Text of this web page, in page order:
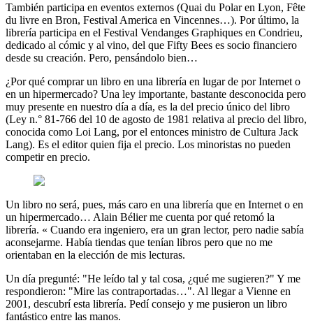
También participa en eventos externos (Quai du Polar en Lyon, Fête
du livre en Bron, Festival America en Vincennes…). Por último, la
librería participa en el Festival Vendanges Graphiques en Condrieu,
dedicado al cómic y al vino, del que Fifty Bees es socio financiero
desde su creación. Pero, pensándolo bien…
¿Por qué comprar un libro en una librería en lugar de por Internet o
en un hipermercado? Una ley importante, bastante desconocida pero
muy presente en nuestro día a día, es la del precio único del libro
(Ley n.° 81-766 del 10 de agosto de 1981 relativa al precio del libro,
conocida como Loi Lang, por el entonces ministro de Cultura Jack
Lang). Es el editor quien fija el precio. Los minoristas no pueden
competir en precio.
Un libro no será, pues, más caro en una librería que en Internet o en
un hipermercado… Alain Bélier me cuenta por qué retomó la
librería. « Cuando era ingeniero, era un gran lector, pero nadie sabía
aconsejarme. Había tiendas que tenían libros pero que no me
orientaban en la elección de mis lecturas.
Un día pregunté: "He leído tal y tal cosa, ¿qué me sugieren?" Y me
respondieron: "Mire las contraportadas…". Al llegar a Vienne en
2001, descubrí esta librería. Pedí consejo y me pusieron un libro
fantástico entre las manos.